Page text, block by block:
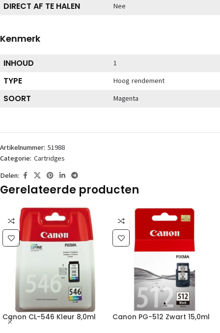
DIRECT AF TE HALEN Nee
Kenmerk
INHOUD 1
TYPE Hoog rendement
SOORT Magenta
Artikelnummer: 51988
Categorie: Cartridges
Delen:
Gerelateerde producten
Canon CL-546 Kleur 8,0ml Canon PG-512 Zwart 15,0ml